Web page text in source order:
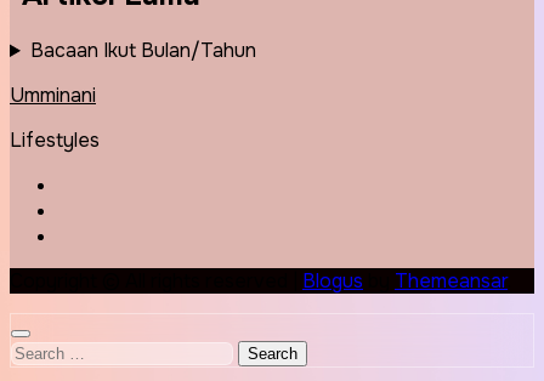
Bacaan Ikut Bulan/Tahun
Umminani
Lifestyles
Blogus Themeansar.
Search